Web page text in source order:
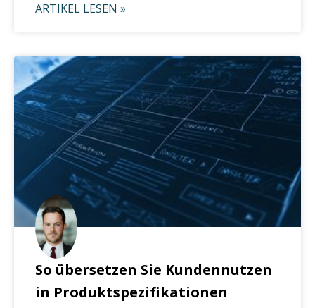
ARTIKEL LESEN »
So übersetzen Sie Kundennutzen
in Produktspezifikationen